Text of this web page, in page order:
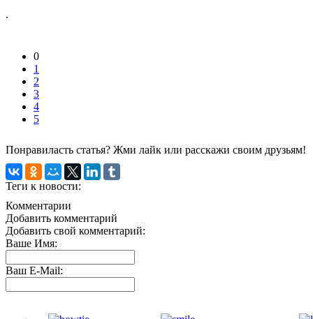
.
0
1
2
3
4
5
Понравиласть статья? Жми лайк или расскажи своим друзьям!
Теги к новости:
Комментарии
Добавить комментарий
Добавить свой комментарий:
Ваше Имя:
Ваш E-Mail: